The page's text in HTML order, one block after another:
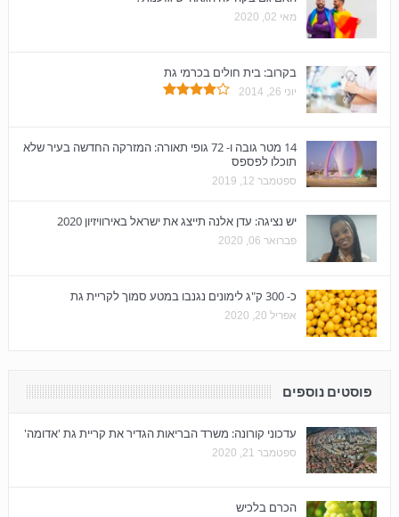
מאי 02, 2020
בקרוב: בית חולים בכרמי גת
יוני 26, 2014
14 מטר גובה ו- 72 גופי תאורה: המזרקה החדשה בעיר שלא
תוכלו לפספס
ספטמבר 12, 2019
יש נציגה: עדן אלנה תייצג את ישראל באירוויזיון 2020
פברואר 06, 2020
כ- 300 ק"ג לימונים נגנבו במטע סמוך לקריית גת
אפריל 20, 2020
פוסטים נוספים
עדכוני קורונה: משרד הבריאות הגדיר את קריית גת 'אדומה'
ספטמבר 21, 2020
הכרם בלכיש